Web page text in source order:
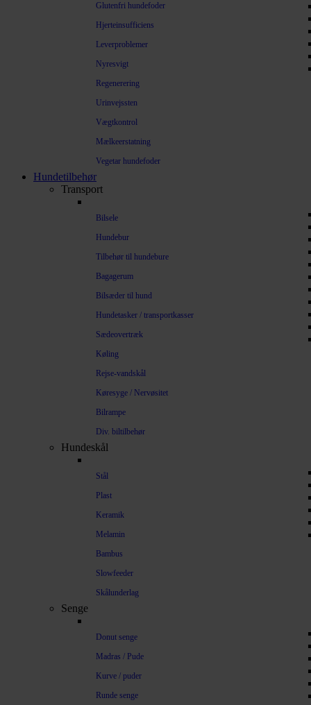
Glutenfri hundefoder
Hjerteinsufficiens
Leverproblemer
Nyresvigt
Regenerering
Urinvejssten
Vægtkontrol
Mælkeerstatning
Vegetar hundefoder
Hundetilbehør
Transport
Bilsele
Hundebur
Tilbehør til hundebure
Bagagerum
Bilsæder til hund
Hundetasker / transportkasser
Sædeovertræk
Køling
Rejse-vandskål
Køresyge / Nervøsitet
Bilrampe
Div. biltilbehør
Hundeskål
Stål
Plast
Keramik
Melamin
Bambus
Slowfeeder
Skålunderlag
Senge
Donut senge
Madras / Pude
Kurve / puder
Runde senge